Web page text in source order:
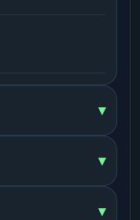
▾
▾
▾